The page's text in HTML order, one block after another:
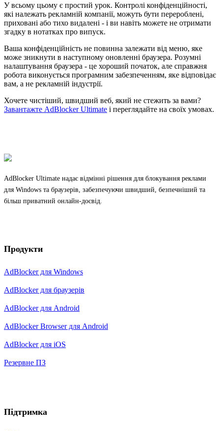
У всьому цьому є простий урок. Контролі конфіденційності,
які належать рекламній компанії, можуть бути перероблені,
приховані або тихо видалені - і ви навіть можете не отримати
згадку в нотатках про випуск.
Ваша конфіденційність не повинна залежати від меню, яке
може зникнути в наступному оновленні браузера. Розумні
налаштування браузера - це хороший початок, але справжня
робота виконується програмним забезпеченням, яке відповідає
вам, а не рекламній індустрії.
Хочете чистіший, швидший веб, який не стежить за вами?
Завантажте AdBlocker Ultimate і переглядайте на своїх умовах.
AdBlocker Ultimate надає відмінні рішення для блокування реклами
для Windows та браузерів, забезпечуючи швидший, безпечніший та
більш приватний онлайн-досвід.
Продукти
AdBlocker для Windows
AdBlocker для браузерів
AdBlocker для Android
AdBlocker Browser для Android
AdBlocker для iOS
Резервне ПЗ
Підтримка